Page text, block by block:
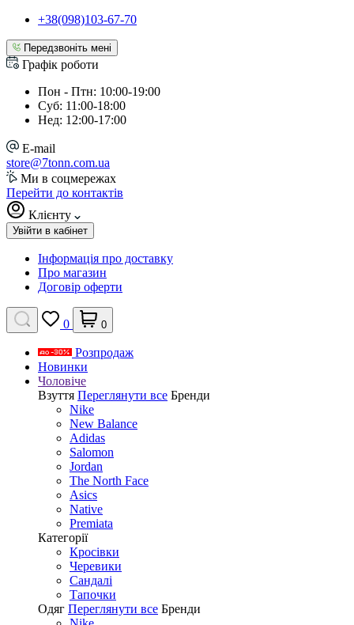
+38(098)103-67-70
Передзвоніть мені
Графік роботи
Пон - Птн: 10:00-19:00
Суб: 11:00-18:00
Нед: 12:00-17:00
E-mail
store@7tonn.com.ua
Ми в соцмережах
Перейти до контактів
Клієнту
Увійти в кабінет
Інформація про доставку
Про магазин
Договір оферти
0 0
Розпродаж
Новинки
Чоловіче
Взуття Переглянути все Бренди
Nike
New Balance
Adidas
Salomon
Jordan
The North Face
Asics
Native
Premiata
Категорії
Кросівки
Черевики
Сандалі
Tапочки
Одяг Переглянути все Бренди